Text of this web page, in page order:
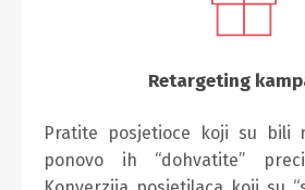
Retargeting
Pratite posjetioce koji su bili
ponovo ih “dohvatite”